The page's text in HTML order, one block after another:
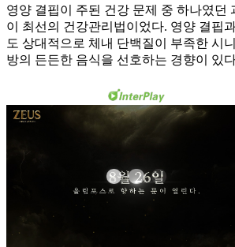
영양 결핍이 주된 건강 문제 중 하나였던
이 최선의 건강관리법이었다. 영양 결핍
도 상대적으로 체내 단백질이 부족한 시
방의 든든한 음식을 선호하는 경향이 있